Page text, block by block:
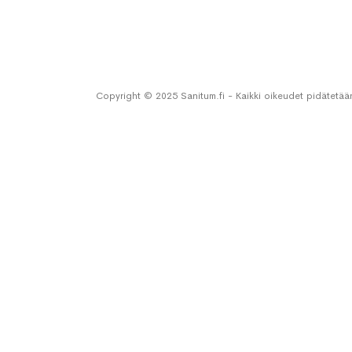
Copyright © 2025 Sanitum.fi - Kaikki oikeudet